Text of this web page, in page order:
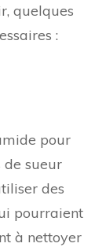
quelques
:
pour
de sueur
des
pourraient
à nettoyer